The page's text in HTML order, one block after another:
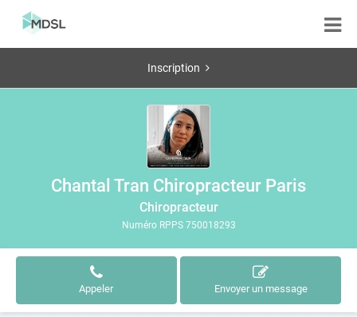
Inscription
Chantal Tran Chiropracteur Paris
Chiropracteur
Numéro RPPS 750018293
Appeler Envoyer un message